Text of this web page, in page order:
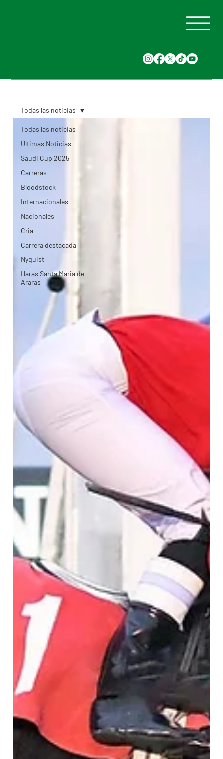
Todas las noticias
Últimas Noticias
Saudi Cup 2025
Carreras
Bloodstock
Internacionales
Nacionales
Cria
Carrera destacada
Nyquist
Haras Santa Maria de
Araras
Todas las noticias